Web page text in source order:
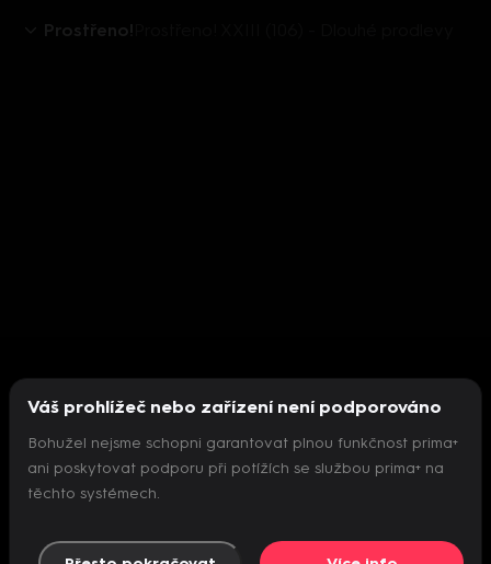
Prostřeno!
Nepodařilo se inicializovat přehrávač
Váš prohlížeč nebo zařízení není podporováno
Bohužel nejsme schopni garantovat plnou funkčnost prima+
ani poskytovat podporu při potížích se službou prima+ na
těchto systémech.